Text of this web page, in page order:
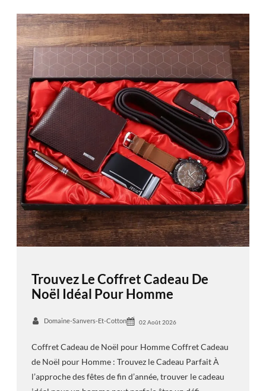
Trouvez Le Coffret Cadeau De
Noël Idéal Pour Homme
Domaine-Sanvers-Et-Cotton 02 Août 2026
Coffret Cadeau de Noël pour Homme Coffret Cadeau
de Noël pour Homme : Trouvez le Cadeau Parfait À
l’approche des fêtes de fin d’année, trouver le cadeau